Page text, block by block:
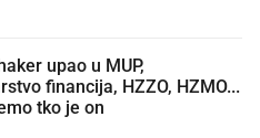
upao u MUP,
financija, HZZO, HZMO...
tko je on